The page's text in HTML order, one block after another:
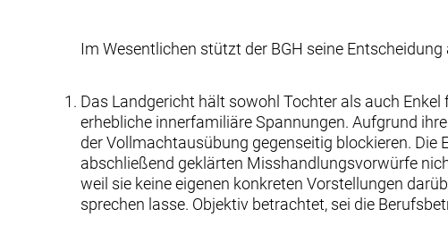
Im Wesentlichen stützt der BGH seine
Das Landgericht hält sowohl Tochter als auch
erhebliche innerfamiliäre Spannungen. Aufgrund
der Vollmachtausübung gegenseitig blockieren. Die
abschließend geklärten Misshandlungsvorwürfe
weil sie keine eigenen konkreten Vorstellungen
sprechen lasse. Objektiv betrachtet, sei die